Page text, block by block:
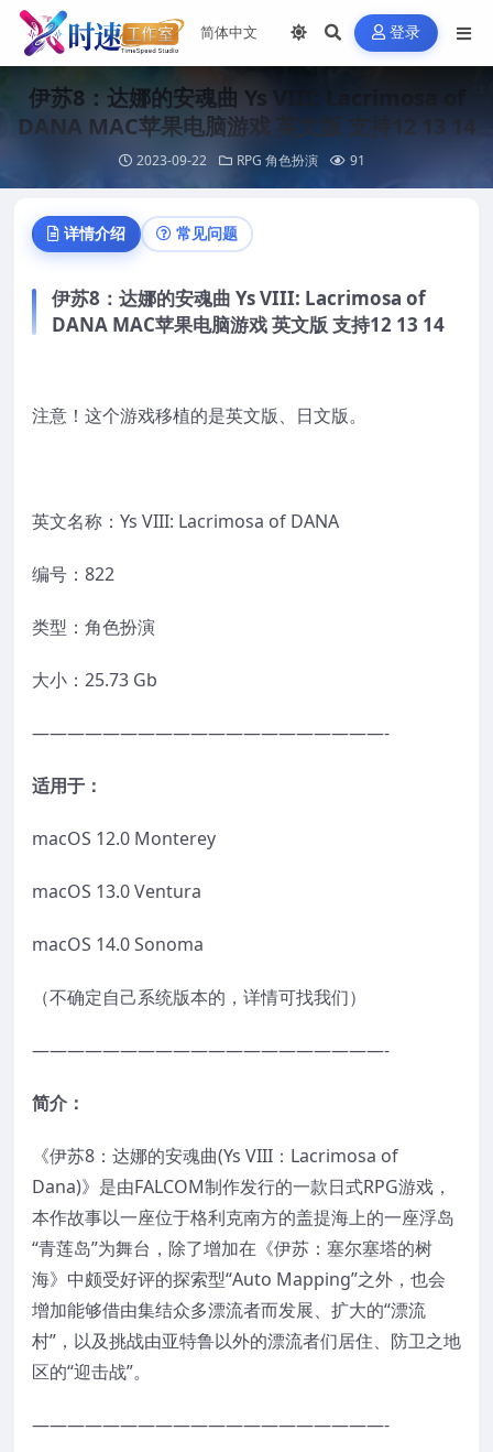
登录
伊苏8：达娜的安魂曲 Ys VIII: Lacrimosa of
DANA MAC苹果电脑游戏 英文版 支持12 13 14
2023-09-22 RPG 角色扮演 91
详情介绍 常见问题
伊苏8：达娜的安魂曲 Ys VIII: Lacrimosa of
DANA MAC苹果电脑游戏 英文版 支持12 13 14
注意！这个游戏移植的是英文版、日文版。
英文名称：Ys VIII: Lacrimosa of DANA
编号：822
类型：角色扮演
大小：25.73 Gb
————————————————————-
适用于：
macOS 12.0 Monterey
macOS 13.0 Ventura
macOS 14.0 Sonoma
（不确定自己系统版本的，详情可找我们）
————————————————————-
简介：
《伊苏8：达娜的安魂曲(Ys VIII：Lacrimosa of
Dana)》是由FALCOM制作发行的一款日式RPG游戏，
本作故事以一座位于格利克南方的盖提海上的一座浮岛
“青莲岛”为舞台，除了增加在《伊苏：塞尔塞塔的树
海》中颇受好评的探索型“Auto Mapping”之外，也会
增加能够借由集结众多漂流者而发展、扩大的“漂流
村”，以及挑战由亚特鲁以外的漂流者们居住、防卫之地
区的“迎击战”。
————————————————————-